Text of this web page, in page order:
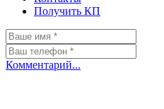
Получить КП
Комментарий...